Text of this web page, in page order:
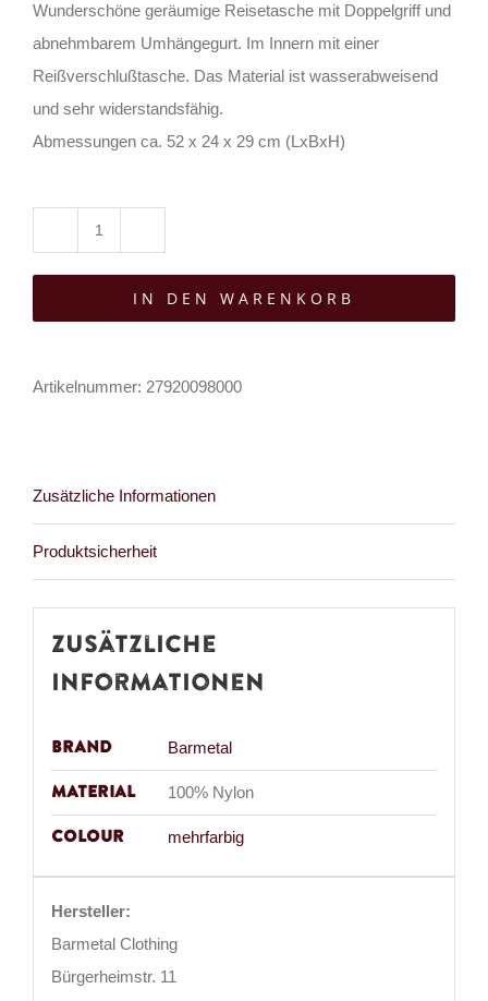
Wunderschöne geräumige Reisetasche mit Doppelgriff und
abnehmbarem Umhängegurt. Im Innern mit einer
Reißverschlußtasche. Das Material ist wasserabweisend
und sehr widerstandsfähig.
Abmessungen ca. 52 x 24 x 29 cm (LxBxH)
Reisetasche
Hellwolf
IN DEN WARENKORB
Artikelnummer: 27920098000
Zusätzliche Informationen
Produktsicherheit
Zusätzliche
Informationen
Brand Barmetal
Material 100% Nylon
Colour mehrfarbig
Hersteller:
Barmetal Clothing
Bürgerheimstr. 11